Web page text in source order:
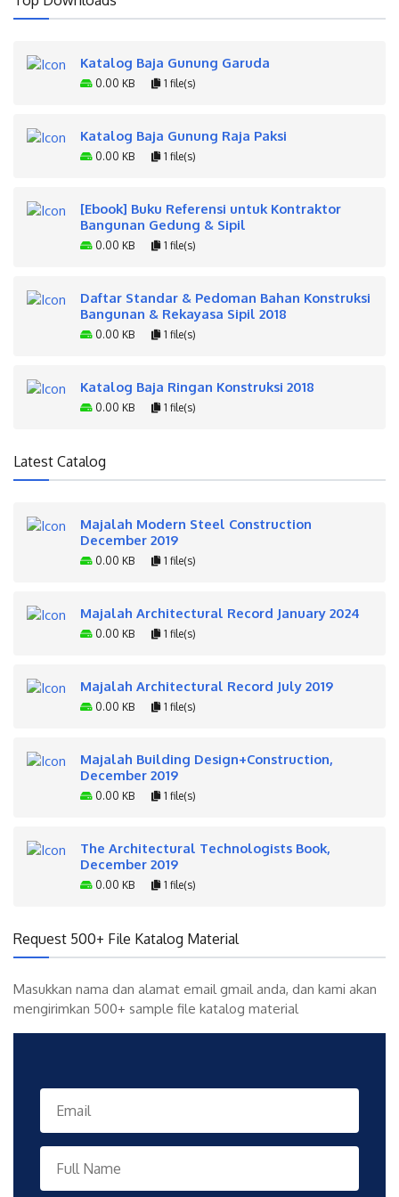
Katalog Baja Gunung Garuda
0.00 KB 1 file(s)
Katalog Baja Gunung Raja Paksi
0.00 KB 1 file(s)
[Ebook] Buku Referensi untuk Kontraktor
Bangunan Gedung & Sipil
0.00 KB 1 file(s)
Daftar Standar & Pedoman Bahan Konstruksi
Bangunan & Rekayasa Sipil 2018
0.00 KB 1 file(s)
Katalog Baja Ringan Konstruksi 2018
0.00 KB 1 file(s)
Latest Catalog
Majalah Modern Steel Construction
December 2019
0.00 KB 1 file(s)
Majalah Architectural Record January 2024
0.00 KB 1 file(s)
Majalah Architectural Record July 2019
0.00 KB 1 file(s)
Majalah Building Design+Construction,
December 2019
0.00 KB 1 file(s)
The Architectural Technologists Book,
December 2019
0.00 KB 1 file(s)
Request 500+ File Katalog Material
Masukkan nama dan alamat email gmail anda, dan kami akan
mengirimkan 500+ sample file katalog material